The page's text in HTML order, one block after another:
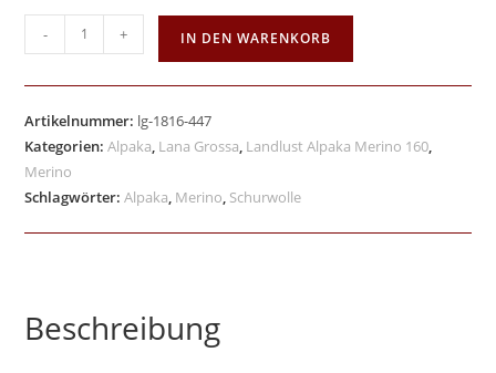
- + IN DEN WARENKORB
Artikelnummer: lg-1816-447
Kategorien:Alpaka, Lana Grossa, Landlust Alpaka Merino 160,
Merino
Schlagwörter:Alpaka, Merino, Schurwolle
Beschreibung